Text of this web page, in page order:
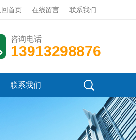
回首页 在线留言 联系我们
咨询电话
13913298876
联系我们